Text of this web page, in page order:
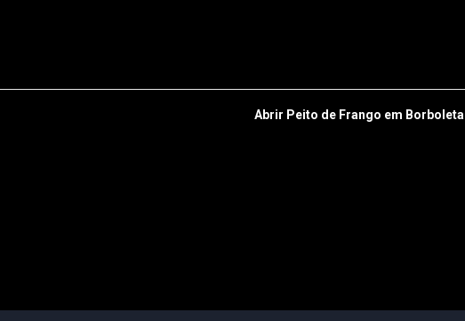
Abrir Peito de Frango em Borboleta